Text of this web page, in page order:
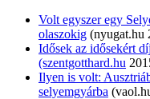
Volt egyszer egy
olaszokig (nyugat.hu
Idősek az idősekért
(szentgotthard.hu
Ilyen is volt:
selyemgyárba